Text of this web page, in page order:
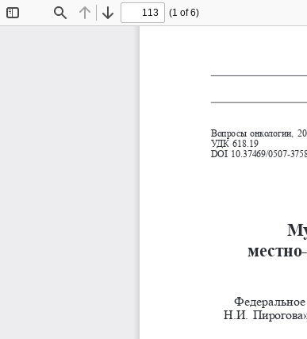
Find Previous
Next
(1 of 6)
Вопросы онкологии,
УДК 618.19
DOI 10.37469/0507-
Н.И. Пирогова»